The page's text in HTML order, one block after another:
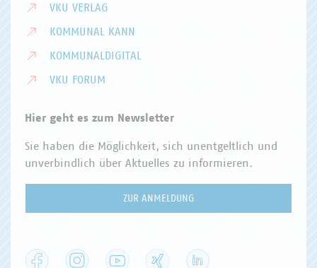
VKU VERLAG
KOMMUNAL KANN
KOMMUNALDIGITAL
VKU FORUM
Hier geht es zum Newsletter
Sie haben die Möglichkeit, sich unentgeltlich und
unverbindlich über Aktuelles zu informieren.
ZUR ANMELDUNG
Facebook Instagram YouTube